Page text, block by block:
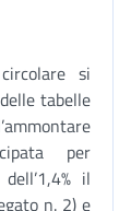
si
tabelle
per
il
n. 2) e